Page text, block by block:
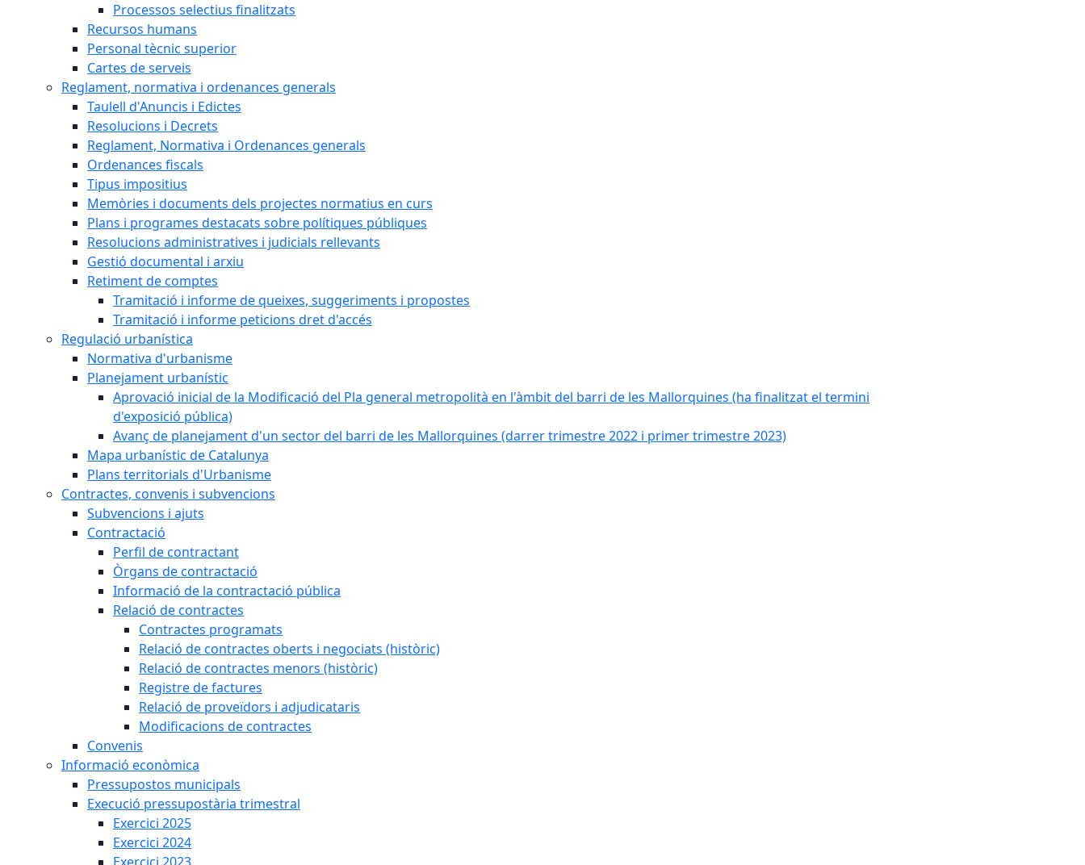
Processos selectius finalitzats
Recursos humans
Personal tècnic superior
Cartes de serveis
Reglament, normativa i ordenances generals
Taulell d'Anuncis i Edictes
Resolucions i Decrets
Reglament, Normativa i Ordenances generals
Ordenances fiscals
Tipus impositius
Memòries i documents dels projectes normatius en curs
Plans i programes destacats sobre polítiques públiques
Resolucions administratives i judicials rellevants
Gestió documental i arxiu
Retiment de comptes
Tramitació i informe de queixes, suggeriments i propostes
Tramitació i informe peticions dret d'accés
Regulació urbanística
Normativa d'urbanisme
Planejament urbanístic
Aprovació inicial de la Modificació del Pla general metropolità en l'àmbit del barri de les Mallorquines (ha finalitzat el termini
d'exposició pública)
Avanç de planejament d'un sector del barri de les Mallorquines (darrer trimestre 2022 i primer trimestre 2023)
Mapa urbanístic de Catalunya
Plans territorials d'Urbanisme
Contractes, convenis i subvencions
Subvencions i ajuts
Contractació
Perfil de contractant
Òrgans de contractació
Informació de la contractació pública
Relació de contractes
Contractes programats
Relació de contractes oberts i negociats (històric)
Relació de contractes menors (històric)
Registre de factures
Relació de proveïdors i adjudicataris
Modificacions de contractes
Convenis
Informació econòmica
Pressupostos municipals
Execució pressupostària trimestral
Exercici 2025
Exercici 2024